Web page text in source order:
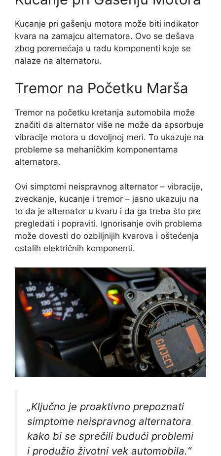
Kucanje pri gašenju motora može biti indikator
kvara na zamajcu alternatora. Ovo se dešava
zbog poremećaja u radu komponenti koje se
nalaze na alternatoru.
Tremor na Početku Marša
Tremor na početku kretanja automobila može
značiti da alternator više ne može da apsorbuje
vibracije motora u dovoljnoj meri. To ukazuje na
probleme sa mehaničkim komponentama
alternatora.
Ovi simptomi neispravnog alternator – vibracije,
zveckanje, kucanje i tremor – jasno ukazuju na
to da je alternator u kvaru i da ga treba što pre
pregledati i popraviti. Ignorisanje ovih problema
može dovesti do ozbiljnijih kvarova i oštećenja
ostalih električnih komponenti.
„Ključno je proaktivno prepoznati
simptome neispravnog alternatora
kako bi se sprečili budući problemi
i produžio životni vek automobila.“